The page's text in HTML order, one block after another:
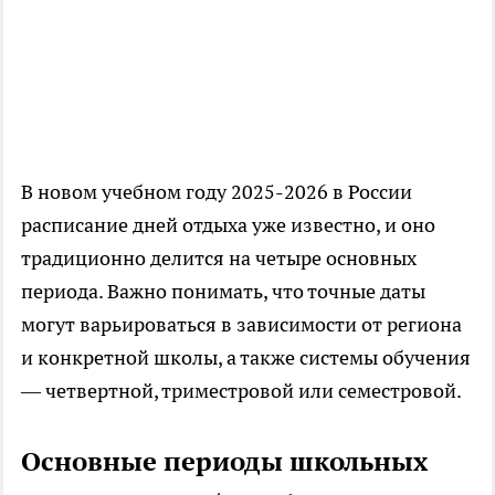
В новом учебном году 2025-2026 в России
расписание дней отдыха уже известно, и оно
традиционно делится на четыре основных
периода. Важно понимать, что точные даты
могут варьироваться в зависимости от региона
и конкретной школы, а также системы обучения
— четвертной, триместровой или семестровой.
Основные периоды школьных